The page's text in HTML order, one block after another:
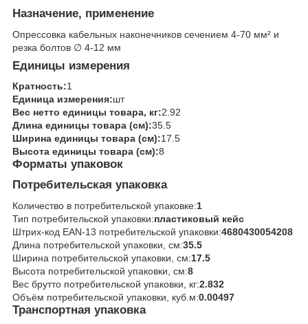
Назначение, применение
Опрессовка кабельных наконечников сечением 4-70 мм² и
резка болтов ∅ 4-12 мм
Единицы измерения
Кратность:1
Единица измерения:шт
Вес нетто единицы товара, кг:2.92
Длина единицы товара (см):35.5
Ширина единицы товара (см):17.5
Высота единицы товара (см):8
Форматы упаковок
Потребительская упаковка
Количество в потребительской упаковке:1
Тип потребительской упаковки:пластиковый кейс
Штрих-код EAN-13 потребительской упаковки:4680430054208
Длина потребительской упаковки, см:35.5
Ширина потребительской упаковки, см:17.5
Высота потребительской упаковки, см:8
Вес брутто потребительской упаковки, кг:2.832
Объём потребительской упаковки, куб.м:0.00497
Транспортная упаковка